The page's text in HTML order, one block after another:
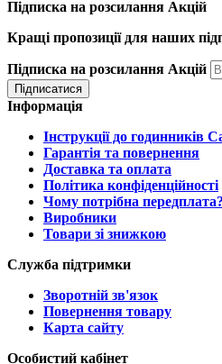
Підписка на розсилання Акцій
Кращі пропозиції для наших
Підписка на розсилання Акцій
Інформація
Інструкції до годинників
Гарантія та повернення
Доставка та оплата
Політика конфіденційності
Чому потрібна передплата?
Виробники
Товари зі знижкою
Служба підтримки
Зворотній зв'язок
Повернення товару
Карта сайту
Особистий кабінет